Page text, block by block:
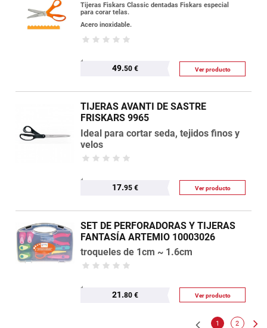
Tijeras Fiskars Classic dentadas Fiskars especial
para corar telas.
Acero inoxidable.
49.50 € Ver producto
TIJERAS AVANTI DE SASTRE
FRISKARS 9965
Ideal para cortar seda, tejidos finos y
velos
17.95 € Ver producto
SET DE PERFORADORAS Y TIJERAS
FANTASÍA ARTEMIO 10003026
troqueles de 1cm ~ 1.6cm
21.80 € Ver producto
1 2